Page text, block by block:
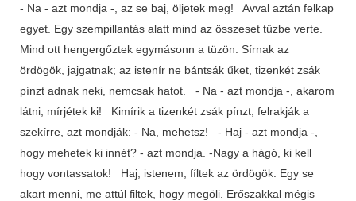
- Na - azt mondja -, az se baj, öljetek meg! Avval aztán felkap
egyet. Egy szempillantás alatt mind az összeset tűzbe verte.
Mind ott hengergőztek egymásonn a tüzön. Sírnak az
ördögök, jajgatnak; az istenír ne bántsák űket, tizenkét zsák
pínzt adnak neki, nemcsak hatot. - Na - azt mondja -, akarom
látni, mírjétek ki! Kimírik a tizenkét zsák pínzt, felrakják a
szekírre, azt mondják: - Na, mehetsz! - Haj - azt mondja -,
hogy mehetek ki innét? - azt mondja. -Nagy a hágó, ki kell
hogy vontassatok! Haj, istenem, fíltek az ördögök. Egy se
akart menni, me attúl filtek, hogy megöli. Erőszakkal mégis